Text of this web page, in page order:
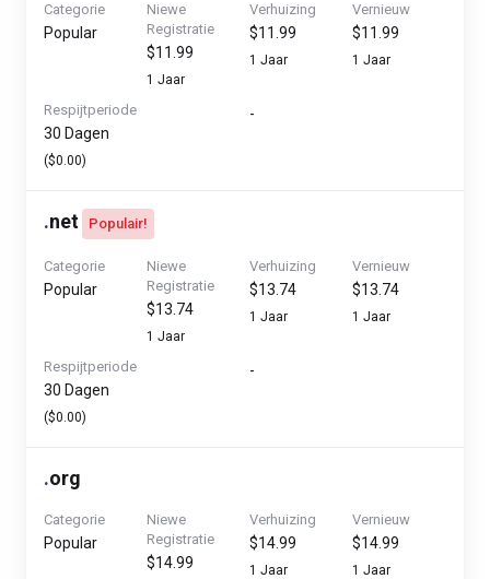
Categorie
Popular
Niewe
Registratie
$11.99
1 Jaar
Verhuizing
$11.99
1 Jaar
Vernieuw
$11.99
1 Jaar
Respijtperiode
30 Dagen
($0.00)
-
.net Populair!
Categorie
Popular
Niewe
Registratie
$13.74
1 Jaar
Verhuizing
$13.74
1 Jaar
Vernieuw
$13.74
1 Jaar
Respijtperiode
30 Dagen
($0.00)
-
.org
Categorie
Popular
Niewe
Registratie
$14.99
Verhuizing
$14.99
1 Jaar
Vernieuw
$14.99
1 Jaar